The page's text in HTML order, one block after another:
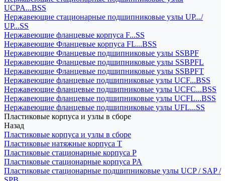
UCPA...BSS
Нержавеющие стационарные подшипниковые узлы UP.../
UP...SS
Нержавеющие фланцевые корпуса F...SS
Нержавеющие Фланцевые корпуса FL...BSS
Нержавеющие Фланцевые подшипниковые узлы SSBPF
Нержавеющие Фланцевые подшипниковые узлы SSBPFL
Нержавеющие Фланцевые подшипниковые узлы SSBPFT
Нержавеющие фланцевые подшипниковые узлы UCF...BSS
Нержавеющие фланцевые подшипниковые узлы UCFC...BSS
Нержавеющие фланцевые подшипниковые узлы UCFL...BSS
Нержавеющие фланцевые подшипниковые узлы UFL...SS
Пластиковые корпуса и узлы в сборе
Назад
Пластиковые корпуса и узлы в сборе
Пластиковые натяжные корпуса T
Пластиковые стационарные корпуса P
Пластиковые стационарные корпуса PA
Пластиковые стационарные подшипниковые узлы UCP / SAP /